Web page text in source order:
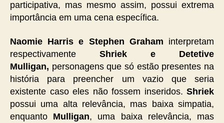
participativa, mas mesmo assim, possui extrema
importância em uma cena específica.
Naomie Harris e Stephen Graham interpretam
respectivamente Shriek e Detetive
Mulligan, personagens que só estão presentes na
história para preencher um vazio que seria
existente caso eles não fossem inseridos. Shriek
possui uma alta relevância, mas baixa simpatia,
enquanto Mulligan, uma baixa relevância, mas